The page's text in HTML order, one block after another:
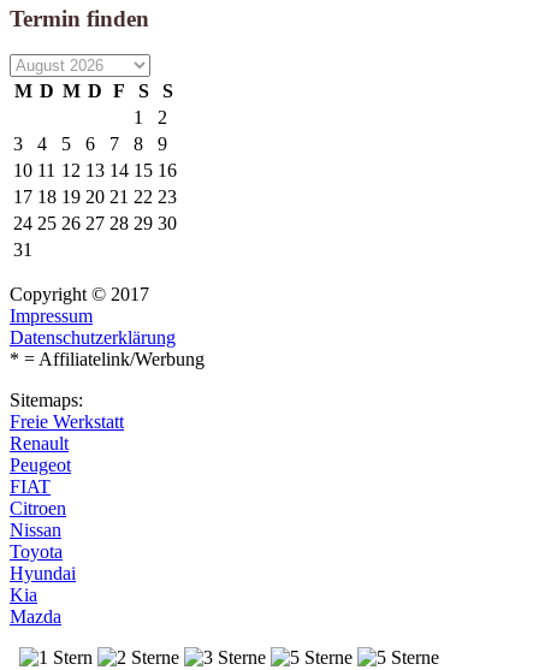
Termin finden
M D M D F S
S
1
2
3
4 5 6 7 8
9
10 11 12 13 14 15 16
17 18 19 20 21 22 23
24 25 26 27 28 29 30
31
Copyright © 2017
Impressum
Datenschutzerklärung
* = Affiliatelink/Werbung
Sitemaps:
Freie Werkstatt
Renault
Peugeot
FIAT
Citroen
Nissan
Toyota
Hyundai
Kia
Mazda